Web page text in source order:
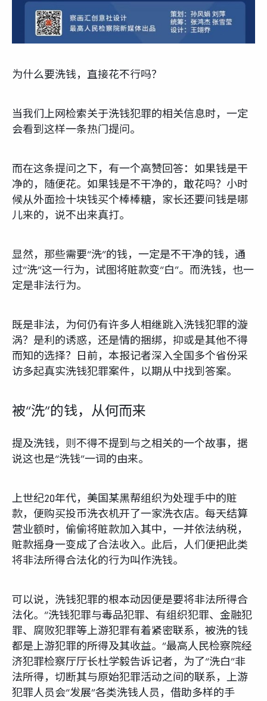
为什么要洗钱，直接花不行吗？
当我们上网检索关于洗钱犯罪的相关信息时，一定
会看到这样一条热门提问。
而在这条提问之下，有一个高赞回答：如果钱是干
净的，随便花。如果钱是不干净的，敢花吗？小时
候从外面捡十块钱买个棒棒糖，家长还要问钱是哪
儿来的，说不出来真打。
显然，那些需要“洗”的钱，一定是不干净的钱，通
过“洗”这一行为，试图将赃款变“白”。而洗钱，也一
定是非法行为。
既是非法，为何仍有许多人相继跳入洗钱犯罪的漩
涡？是利的诱惑，还是情的捆绑，抑或是其他不得
而知的选择？日前，本报记者深入全国多个省份采
访多起真实洗钱犯罪案件，以期从中找到答案。
被“洗”的钱，从何而来
提及洗钱，则不得不提到与之相关的一个故事，据
说这也是“洗钱”一词的由来。
上世纪20年代，美国某黑帮组织为处理手中的赃
款，便购买投币洗衣机开了一家洗衣店。每天结算
营业额时，偷偷将赃款加入其中，一并依法纳税，
赃款摇身一变成了合法收入。此后，人们便把此类
将非法所得合法化的行为叫作洗钱。
可以说，洗钱犯罪的根本动因便是要将非法所得合
法化。“洗钱犯罪与毒品犯罪、有组织犯罪、金融犯
罪、腐败犯罪等上游犯罪有着紧密联系，被洗的钱
都是上游犯罪的所得及其收益。”最高人民检察院经
济犯罪检察厅厅长杜学毅告诉记者，为了“洗白”非
法所得，切断其与原始犯罪活动之间的联系，上游
犯罪人员会“发展”各类洗钱人员，借助多样的手